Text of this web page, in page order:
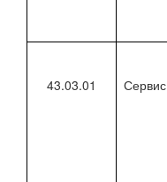
43.03.01 Сервис